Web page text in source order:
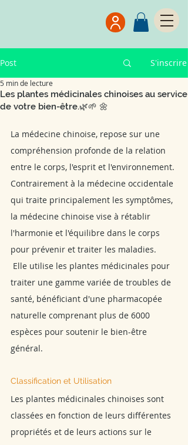
Post S'inscrire
Les plantes médicinales chinoises au service
de votre bien-être.🌿🌱 🌼
5 min de lecture
La médecine chinoise, repose sur une
compréhension profonde de la relation
entre le corps, l'esprit et l'environnement.
Contrairement à la médecine occidentale
qui traite principalement les symptômes,
la médecine chinoise vise à rétablir
l'harmonie et l'équilibre dans le corps
pour prévenir et traiter les maladies.
Elle utilise les plantes médicinales pour
traiter une gamme variée de troubles de
santé, bénéficiant d'une pharmacopée
naturelle comprenant plus de 6000
espèces pour soutenir le bien-être
général.
Classification et Utilisation
Les plantes médicinales chinoises sont
classées en fonction de leurs différentes
propriétés et de leurs actions sur le